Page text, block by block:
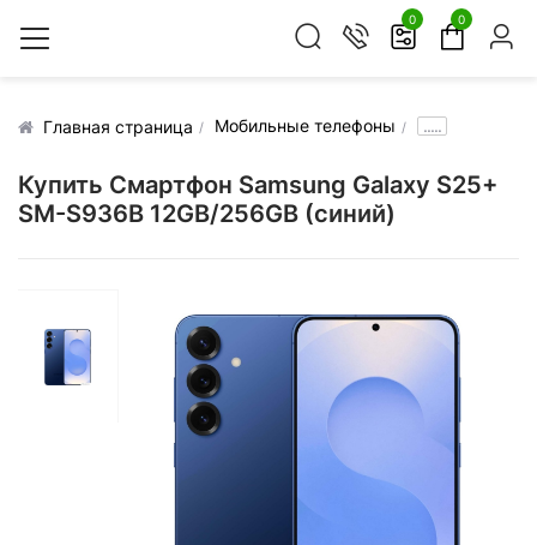
0 0
Главная страница Мобильные телефоны .....
Купить Смартфон Samsung Galaxy S25+
SM-S936B 12GB/256GB (синий)